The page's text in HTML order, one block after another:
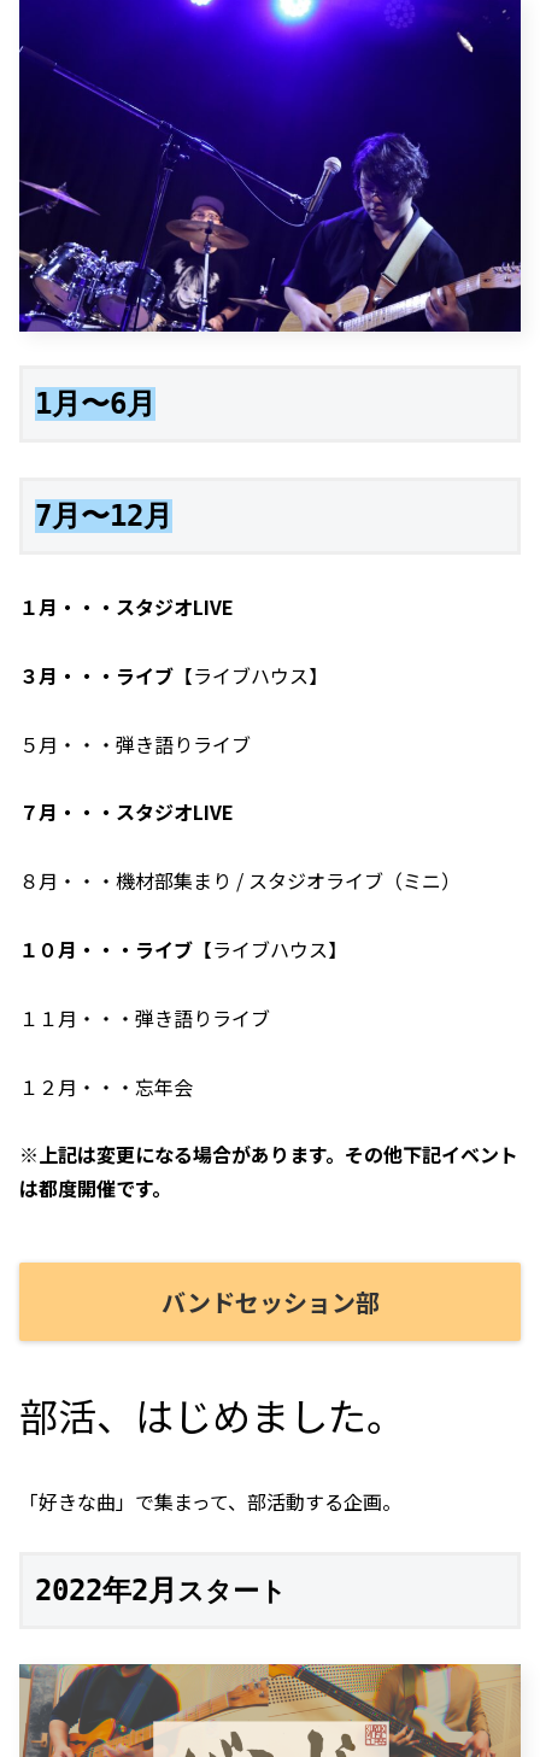
1月〜6月
7月〜12月
１月・・・スタジオLIVE
３月・・・ライブ 【ライブハウス】
５月・・・弾き語りライブ
７月・・・スタジオLIVE
８月・・・機材部集まり / スタジオライブ（ミニ）
１０月・・・ライブ 【ライブハウス】
１１月・・・弾き語りライブ
１２月・・・忘年会
※上記は変更になる場合があります。その他下記イベント
は都度開催です。
バンドセッション部
部活、はじめました。
「好きな曲」で集まって、部活動する企画。
2022年2月 スタート